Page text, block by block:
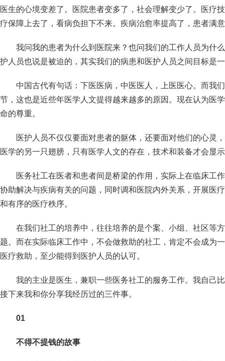
医生的心境变差了。医院患者变多了，社会理解变少了。医疗
疗保障上去了，看病负担下不来。疾病治愈率提高了，患者满
我问我的患者为什么到医院来？也问我们的工作人员为什
护人员也说是被迫的，其实我们的病患和医护人员之间目标是
中国古代有句话：下医医病，中医医人，上医医心。而我
节，这也是近些年医学人文提得越来越多的原因。现在认为医
命的尊重。
医护人员不仅仅要面对患者的躯体，还要面对他们的心灵
医学的另一只翅膀，只有医学人文的存在，技术和装备才会显
医务社工在医者和患者间是桥梁的作用，实际上在临床工
协助解决与疾病有关的问题，同时调和医院内外关系，开展医
和有序的医疗秩序。
在我们社工的培养中，往往培养的是个案、小组、社区等
题。而在实际临床工作中，不会做救助的社工，肯定不会成为
医疗救助，至少能得到医护人员的认可。
我的主业是医生，兼职一些医务社工的服务工作。我自己
接下来我和你分享我经历过的三件事。
01
不得不提钱的故事